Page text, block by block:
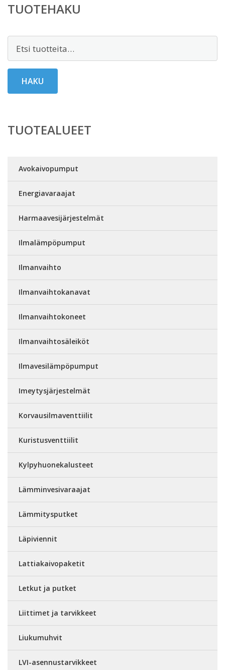
TUOTEHAKU
HAKU
TUOTEALUEET
Avokaivopumput
Energiavaraajat
Harmaavesijärjestelmät
Ilmalämpöpumput
Ilmanvaihto
Ilmanvaihtokanavat
Ilmanvaihtokoneet
Ilmanvaihtosäleiköt
Ilmavesilämpöpumput
Imeytysjärjestelmät
Korvausilmaventtiilit
Kuristusventtiilit
Kylpyhuonekalusteet
Lämminvesivaraajat
Lämmitysputket
Läpiviennit
Lattiakaivopaketit
Letkut ja putket
Liittimet ja tarvikkeet
Liukumuhvit
LVI-asennustarvikkeet